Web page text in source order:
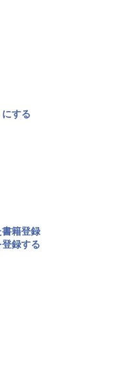
する
籍登録
録する